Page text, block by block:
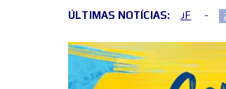
ÚLTIMAS NOTÍCIAS:
agosto no DF 2026 Fim de semana